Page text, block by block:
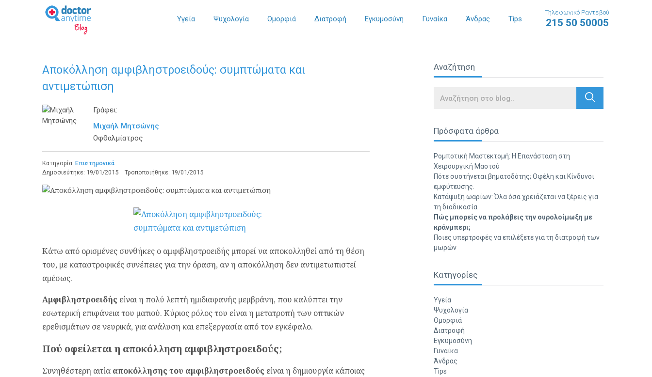
Υγεία Ψυχολογία Ομορφιά Διατροφή Εγκυμοσύνη Γυναίκα Άνδρας Tips
Τηλεφωνικό Ραντεβού
215 50 50005
Αποκόλληση αμφιβληστροειδούς: συμπτώματα και
αντιμετώπιση
Γράφει:
Μιχαήλ Μητσώνης
Οφθαλμίατρος
Κατηγορία: Επιστημονικά
Δημοσιεύτηκε: 19/01/2015 Τροποποιήθηκε: 19/01/2015
Κάτω από ορισμένες συνθήκες ο αμφιβληστροειδής μπορεί να αποκολληθεί από τη θέση
του, με καταστροφικές συνέπειες για την όραση, αν η αποκόλληση δεν αντιμετωπιστεί
αμέσως.
Αμφιβληστροειδής είναι η πολύ λεπτή ημιδιαφανής μεμβράνη, που καλύπτει την
εσωτερική επιφάνεια του ματιού. Κύριος ρόλος του είναι η μετατροπή των οπτικών
ερεθισμάτων σε νευρικά, για ανάλυση και επεξεργασία από τον εγκέφαλο.
Πού οφείλεται η αποκόλληση αμφιβληστροειδούς;
Συνηθέστερη αιτία αποκόλλησης του αμφιβληστροειδούς είναι η δημιουργία κάποιας
Αναζήτηση
Search
Πρόσφατα άρθρα
Ρομποτική Μαστεκτομή: Η Επανάσταση στη
Χειρουργική Μαστού
Πότε συστήνεται βηματοδότης; Οφέλη και Κίνδυνοι
εμφύτευσης.
Κατάψυξη ωαρίων: Όλα όσα χρειάζεται να ξέρεις για
τη διαδικασία
Πώς μπορείς να προλάβεις την ουρολοίμωξη με
κράνμπερι;
Ποιες υπερτροφές να επιλέξετε για τη διατροφή των
μωρών
Κατηγορίες
Υγεία
Ψυχολογία
Ομορφιά
Διατροφή
Εγκυμοσύνη
Γυναίκα
Άνδρας
Tips